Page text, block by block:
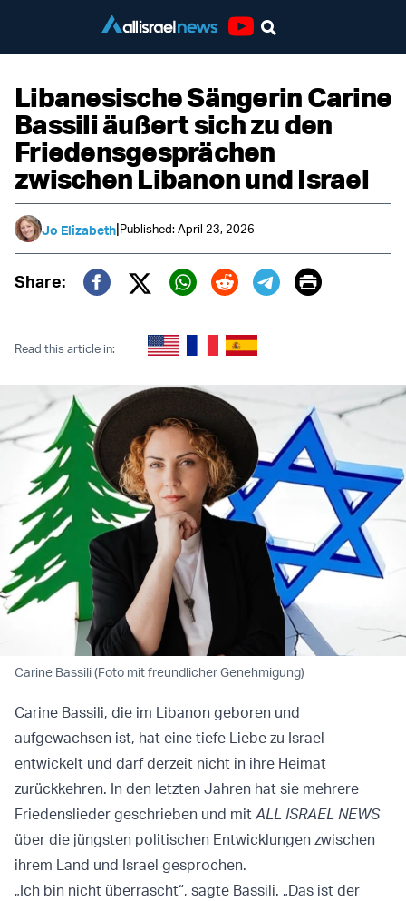
Libanesische Sängerin Carine
Bassili äußert sich zu den
Friedensgesprächen
zwischen Libanon und Israel
Jo Elizabeth|Published: April 23, 2026
Share:
Twitter (X)
Print
Read this article in:
Carine Bassili (Foto mit freundlicher Genehmigung)
Carine Bassili, die im Libanon geboren und
aufgewachsen ist, hat eine tiefe Liebe zu Israel
entwickelt und darf derzeit nicht in ihre Heimat
zurückkehren. In den letzten Jahren hat sie mehrere
Friedenslieder geschrieben und mitALL ISRAEL NEWS
über die jüngsten politischen Entwicklungen zwischen
ihrem Land und Israel gesprochen.
„Ich bin nicht überrascht“, sagte Bassili. „Das ist der